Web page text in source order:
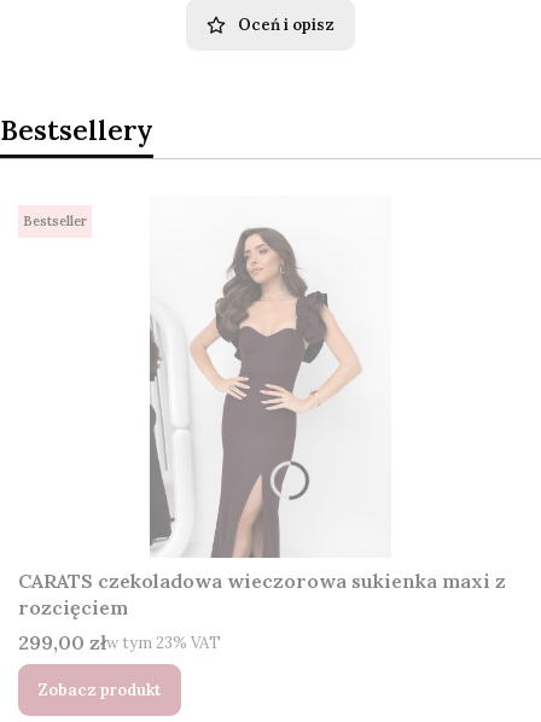
Oceń i opisz
Bestsellery
Bestseller
CARATS czekoladowa wieczorowa sukienka maxi z
rozcięciem
Cena brutto
299,00 złw tym %s VAT
w tym 23% VAT
Zobacz produkt